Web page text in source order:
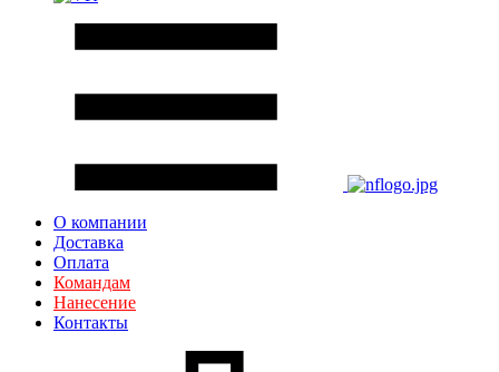
О компании
Доставка
Оплата
Командам
Нанесение
Контакты